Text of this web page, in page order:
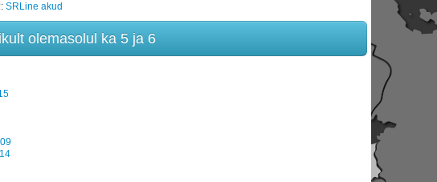
:: SRLine akud
olemasolul ka 5 ja 6